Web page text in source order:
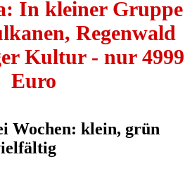
In kleiner Gruppe
Regenwald
Kultur - nur 4999
Euro
Wochen: klein, grün